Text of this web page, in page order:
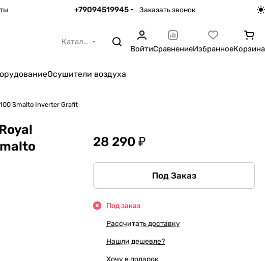
+79094519945 Заказать звонок
Каталог
ВойтиСравнениеИзбранноеКорзина
Осушители воздуха
Smalto Inverter Grafit
28 290 ₽
Под Заказ
Под заказ
Рассчитать доставку
Нашли дешевле?
Хочу в подарок